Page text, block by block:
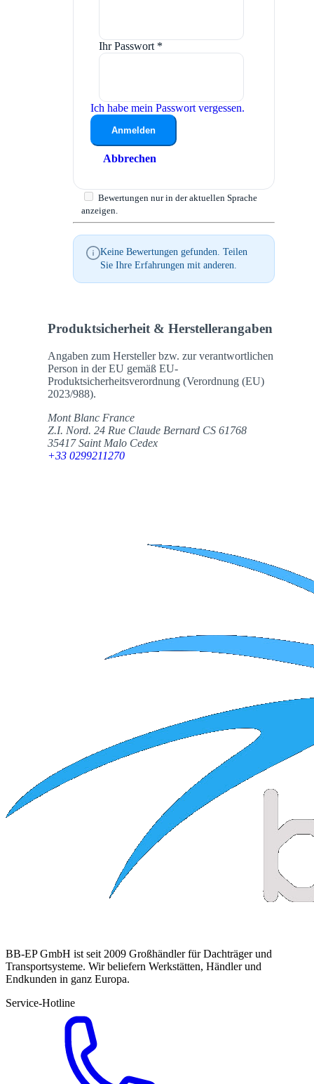
Ihr Passwort *
Ich habe mein Passwort vergessen.
Anmelden
Abbrechen
Bewertungen nur in der aktuellen Sprache
anzeigen.
Keine Bewertungen gefunden. Teilen
Sie Ihre Erfahrungen mit anderen.
Produktsicherheit & Herstellerangaben
Angaben zum Hersteller bzw. zur verantwortlichen
Person in der EU gemäß EU-
Produktsicherheitsverordnung (Verordnung (EU)
2023/988).
Mont Blanc France
Z.I. Nord. 24 Rue Claude Bernard CS 61768
35417 Saint Malo Cedex
+33 0299211270
BB-EP GmbH ist seit 2009 Großhändler für Dachträger und
Transportsysteme. Wir beliefern Werkstätten, Händler und
Endkunden in ganz Europa.
Service-Hotline